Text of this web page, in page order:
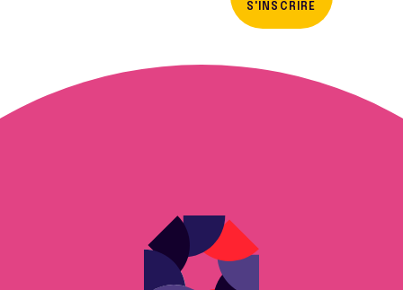
S'INSCRIRE